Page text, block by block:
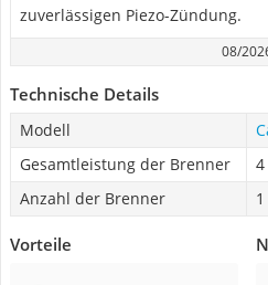
zuverlässigen Piezo-Zündung.
08/
Technische Details
Modell
Gesamtleistung der Brenner
4
Anzahl der Brenner
1
Vorteile